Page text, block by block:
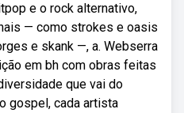
e o rock alternativo,
— como strokes e oasis
e skank —, a. Webserra
em bh com obras feitas
que vai do
gospel, cada artista